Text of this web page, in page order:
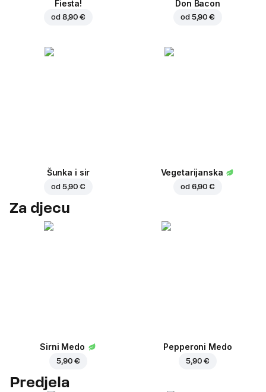
Fiesta!
od 8,90 €
Don Bacon
od 5,90 €
Šunka i sir
od 5,90 €
Vegetarijanska
od 6,90 €
Za djecu
Sirni Medo
5,90 €
Pepperoni Medo
5,90 €
Predjela